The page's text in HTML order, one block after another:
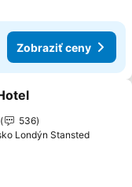
Zobraziť ceny
536
Londýn Stansted